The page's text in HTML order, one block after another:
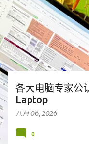
各大电脑专家公
Laptop
八月 06, 2026
0